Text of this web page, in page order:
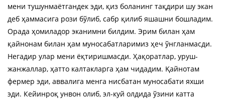
мени тушунмаётгандек эди, қиз боланинг тақдири шу экан
деб ҳаммасига рози бўлиб, сабр қилиб яшашни бошладим.
Орада ҳомиладор эканимни билдим. Эрим билан ҳам
қайнонам билан ҳам муносабатларимиз ҳеч ўнгланмасди.
Негадир улар мени ёқтиришмасди. Ҳақоратлар, уруш-
жанжаллар, ҳатто калтакларга ҳам чидадим. Қайнотам
фермер эди, аввалига менга нисбатан муносабати яхши
эди. Кейинроқ унвон олиб, эл-куй олдида ўзини катта